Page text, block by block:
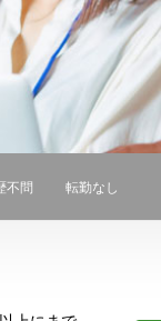
不問 転勤なし